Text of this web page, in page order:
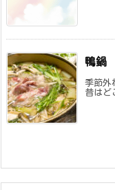
鴨鍋
季節外
昔はど